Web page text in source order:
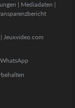
| Mediadaten |
| Jeuxvideo.com
WhatsApp